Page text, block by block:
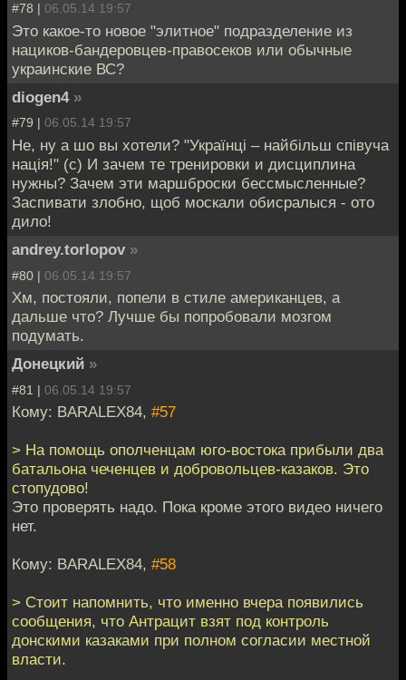
#78 | 06.05.14 19:57
Это какое-то новое "элитное" подразделение из
нациков-бандеровцев-правосеков или обычные
украинские ВС?
diogen4 »
#79 | 06.05.14 19:57
Не, ну а шо вы хотели? "Українці – найбільш співуча
нація!" (с) И зачем те тренировки и дисциплина
нужны? Зачем эти маршброски бессмысленные?
Заспивати злобно, щоб москали обисралыся - ото
дило!
andrey.torlopov »
#80 | 06.05.14 19:57
Хм, постояли, попели в стиле американцев, а
дальше что? Лучше бы попробовали мозгом
подумать.
Донецкий »
#81 | 06.05.14 19:57
Кому: BARALEX84, #57
> На помощь ополченцам юго-востока прибыли два
батальона чеченцев и добровольцев-казаков. Это
стопудово!
Это проверять надо. Пока кроме этого видео ничего
нет.
Кому: BARALEX84, #58
> Стоит напомнить, что именно вчера появились
сообщения, что Антрацит взят под контроль
донскими казаками при полном согласии местной
власти.